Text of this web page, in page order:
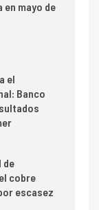
Banco
de
cobre
escasez
el precio
superior